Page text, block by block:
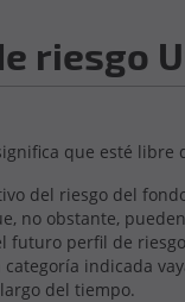
riesgo
que esté libre
del riesgo del
no obstante,
futuro perfil de
indicada
del tiempo.